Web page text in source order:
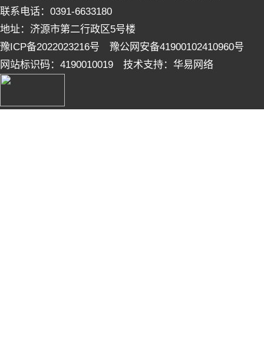
联系电话：0391-6633180
地址：济源市第二行政区5号楼
豫ICP备2022023216号 豫公网安备41900102410960号
网站标识码：4190010019 技术支持：华易网络